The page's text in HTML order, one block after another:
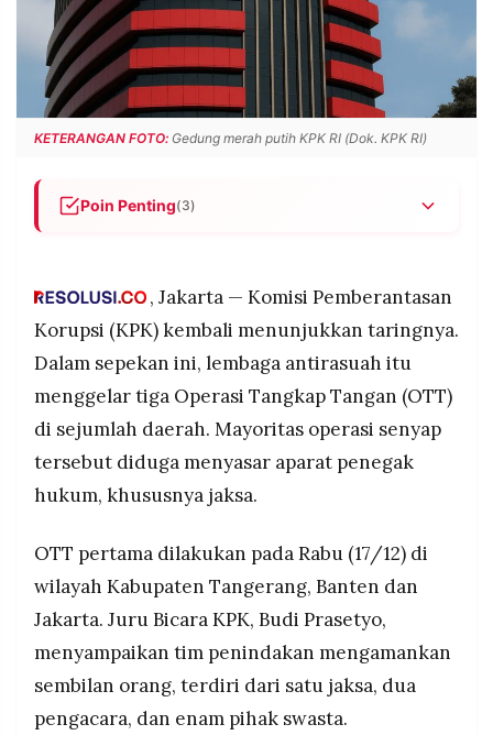
POLICY WARGA
INFORMASI
IKLAN TULISAN
PENGADUAN TERM
OF
SERVICE
©
RESOLUSI
MEDIA
Resolusi.co
2026
RESOLUSI
MEDIA
KETERANGAN FOTO: Gedung merah putih KPK RI (Dok. KPK RI)
Poin Penting(3)
mayoritas menyasar aparat penegak hukum,
sekitar Rp900 juta disita, serta ruang kerja Bupati
Bekasi disegel penyidik KPK.
KPK masih mendalami konstruksi perkara,
termasuk dugaan pemerasan WNA, dengan
penetapan status hukum menunggu hasil
pemeriksaan lanjutan.
, Jakarta — Komisi Pemberantasan
Korupsi (KPK) kembali menunjukkan taringnya.
Dalam sepekan ini, lembaga antirasuah itu
menggelar tiga Operasi Tangkap Tangan (OTT)
di sejumlah daerah. Mayoritas operasi senyap
tersebut diduga menyasar aparat penegak
hukum, khususnya jaksa.
OTT pertama dilakukan pada Rabu (17/12) di
wilayah Kabupaten Tangerang, Banten dan
Jakarta. Juru Bicara KPK, Budi Prasetyo,
menyampaikan tim penindakan mengamankan
sembilan orang, terdiri dari satu jaksa, dua
pengacara, dan enam pihak swasta.